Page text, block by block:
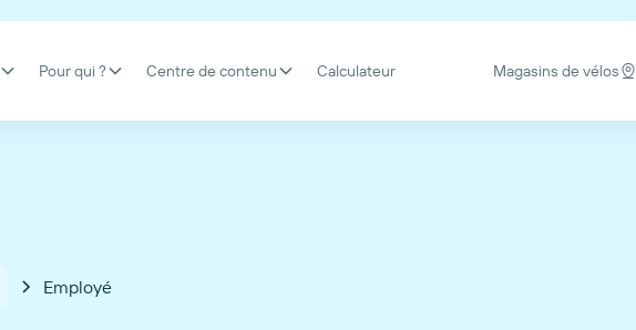
Pour qui ? Centre de contenu Calculateur Magasins de vélos
Employé